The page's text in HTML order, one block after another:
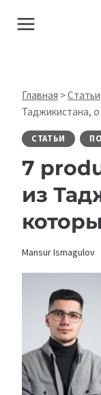
Главная >Статьи
Таджикистана,
СТАТЬИ
7
из
Mansur Ismagulov